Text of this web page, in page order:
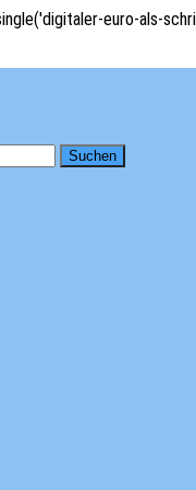
euro-als-